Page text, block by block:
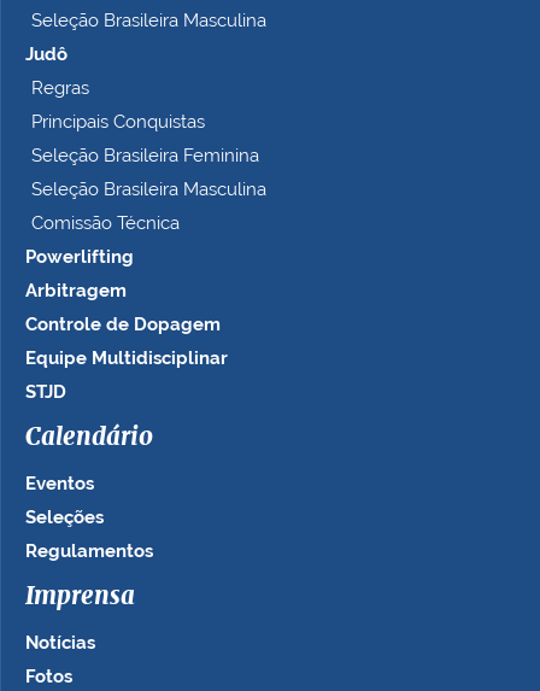
Seleção Brasileira Masculina
Judô
Regras
Principais Conquistas
Seleção Brasileira Feminina
Seleção Brasileira Masculina
Comissão Técnica
Powerlifting
Arbitragem
Controle de Dopagem
Equipe Multidisciplinar
STJD
Calendário
Eventos
Seleções
Regulamentos
Imprensa
Notícias
Fotos